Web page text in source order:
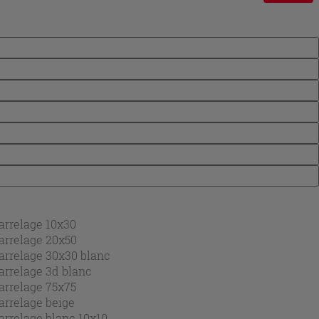
10x30
20x50
30x30 blanc
3d blanc
75x75
beige